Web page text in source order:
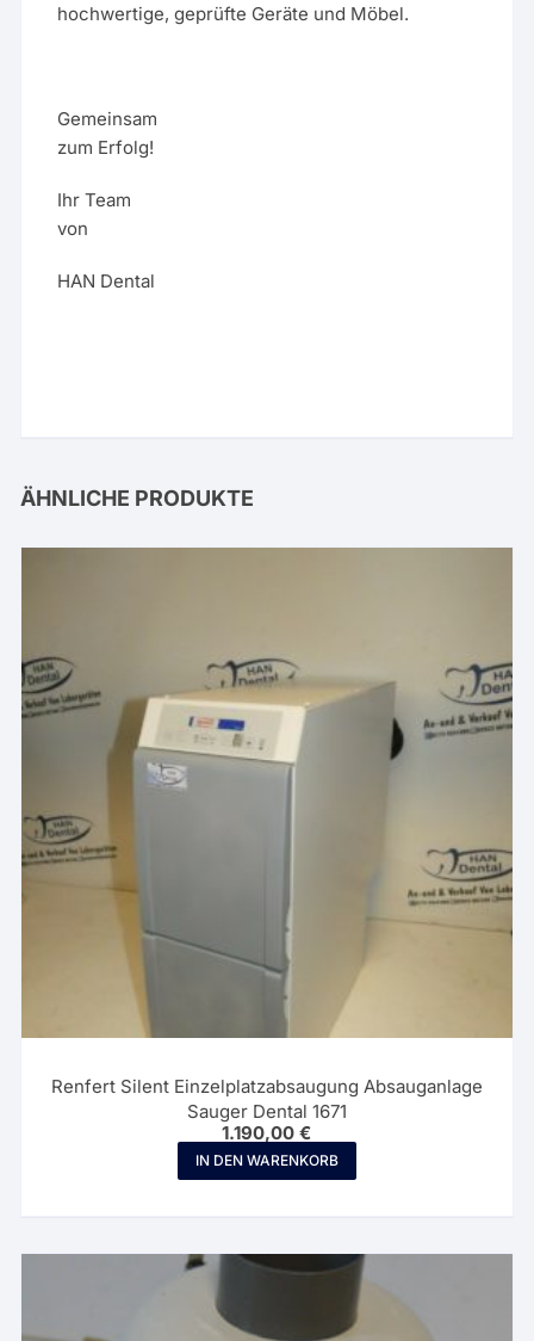
hochwertige, geprüfte Geräte und Möbel.
Gemeinsam
zum Erfolg!
Ihr Team
von
HAN Dental
ÄHNLICHE PRODUKTE
Renfert Silent Einzelplatzabsaugung Absauganlage
Sauger Dental 1671
1.190,00€
IN DEN WARENKORB